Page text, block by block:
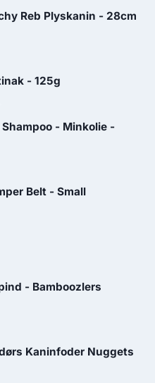
aktuelle
141.25 kr..
Reb Plyskanin - 28cm
- 125g
aktuelle
26.25 kr..
- Minkolie -
Belt - Small
kr..
- Bamboozlers
Kaninfoder Nuggets